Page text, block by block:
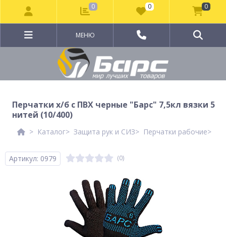
МЕНЮ
Перчатки х/б с ПВХ черные "Барс" 7,5кл вязки 5
нитей (10/400)
Каталог Защита рук и СИЗ Перчатки рабочие
Артикул: 0979 (0)
0 0 0